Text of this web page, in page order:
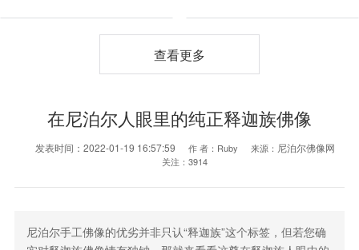
查看更多
在尼泊尔人眼里的纯正释迦族佛像
发表时间： 2022-01-19 16:57:59 作 者： Ruby 来源： 尼泊尔佛像网
关注： 3914
尼泊尔手工佛像的优劣并非只认“释迦族”这个标签，但若您确